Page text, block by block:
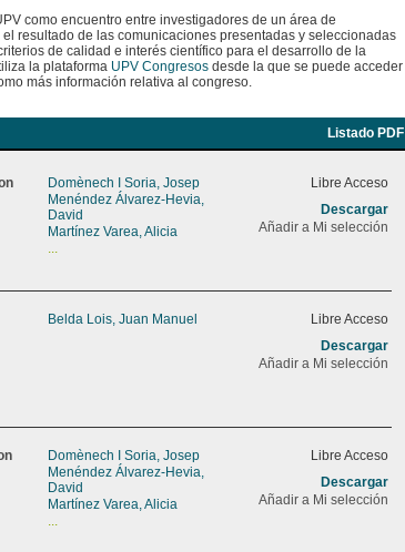
como encuentro entre investigadores de un área de
resultado de las comunicaciones presentadas y seleccionadas
de calidad e interés científico para el desarrollo de la
la plataforma UPV Congresos desde la que se puede acceder
más información relativa al congreso.
Listado PDF
Domènech I Soria, Josep
Menéndez Álvarez-Hevia,
David
Martínez Varea, Alicia
...
Libre Acceso
Descargar
Añadir a Mi selección
Belda Lois, Juan Manuel
Libre Acceso
Descargar
Añadir a Mi selección
Domènech I Soria, Josep
Menéndez Álvarez-Hevia,
David
Martínez Varea, Alicia
...
Libre Acceso
Descargar
Añadir a Mi selección